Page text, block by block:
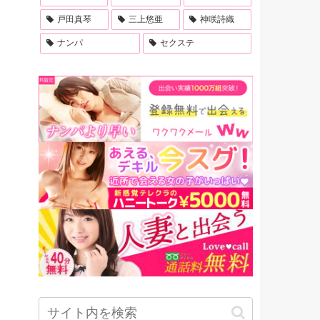
戸田真琴 三上悠亜 神咲詩織
ナンパ セクステ